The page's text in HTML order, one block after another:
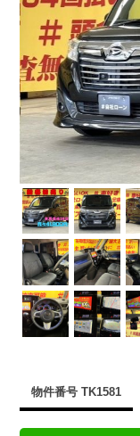
物件番号 TK1581